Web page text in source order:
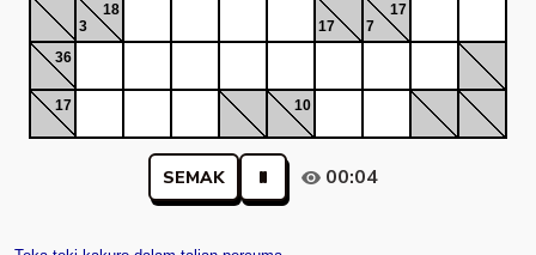
18
3
17
17
7
36
17 10
SEMAK 00:04